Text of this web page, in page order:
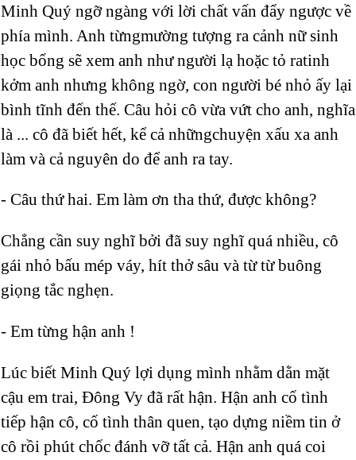
Minh Quý ngỡ ngàng với lời chất vấn đẩy ngược về
phía mình. Anh từngmường tượng ra cảnh nữ sinh
học bổng sẽ xem anh như người lạ hoặc tỏ ratinh
kởm anh nhưng không ngờ, con người bé nhỏ ấy lại
bình tĩnh đến thế. Câu hỏi cô vừa vứt cho anh, nghĩa
là ... cô đã biết hết, kể cả nhữngchuyện xấu xa anh
làm và cả nguyên do để anh ra tay.
- Câu thứ hai. Em làm ơn tha thứ, được không?
Chẳng cần suy nghĩ bởi đã suy nghĩ quá nhiều, cô
gái nhỏ bấu mép váy, hít thở sâu và từ từ buông
giọng tắc nghẹn.
- Em từng hận anh !
Lúc biết Minh Quý lợi dụng mình nhằm dằn mặt
cậu em trai, Đông Vy đã rất hận. Hận anh cố tình
tiếp hận cô, cố tình thân quen, tạo dựng niềm tin ở
cô rồi phút chốc đánh vỡ tất cả. Hận anh quá coi